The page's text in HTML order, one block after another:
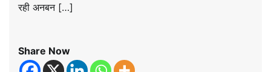
रही अनबन […]
Share Now